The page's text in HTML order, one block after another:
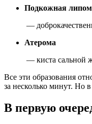
Подкожная
—
Атерома
— киста сальной
Все эти образования
за несколько минут. Но
В первую